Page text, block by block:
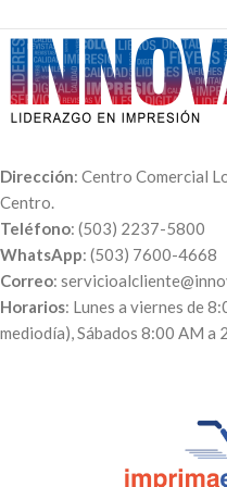
Dirección: Centro Comercial
Centro.
Teléfono: (503) 2237-5800
WhatsApp: (503) 7600-4668
Correo:
Horarios: Lunes a viernes de
mediodía), Sábados 8:00 AM a